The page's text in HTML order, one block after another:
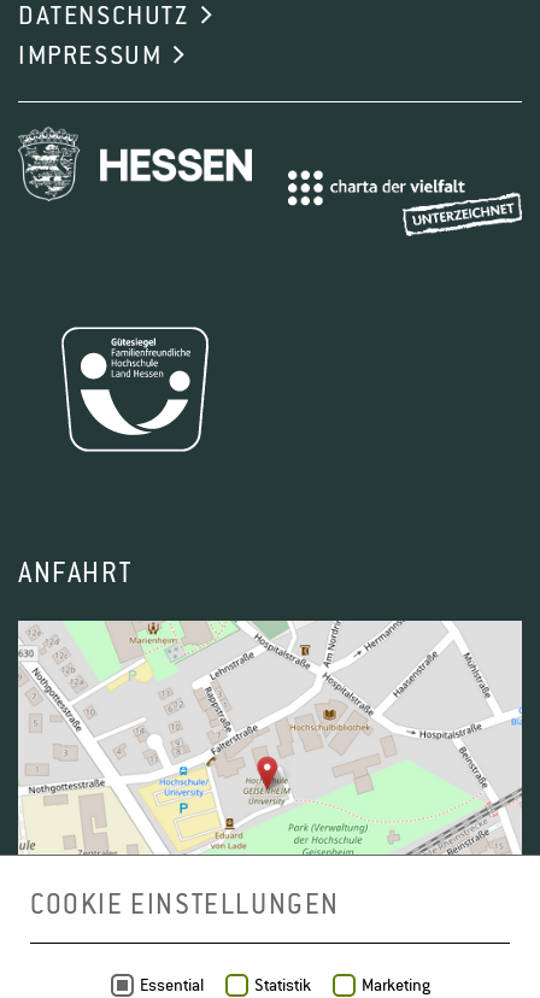
DATENSCHUTZ
IMPRESSUM
ANFAHRT
OpenStreetMap - Veröffentlicht unterODbL
COOKIE EINSTELLUNGEN
Essential Statistik Marketing